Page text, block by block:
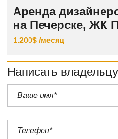
Аренда
на Печерске, ЖК
1.200$ /месяц
Написать владельцу